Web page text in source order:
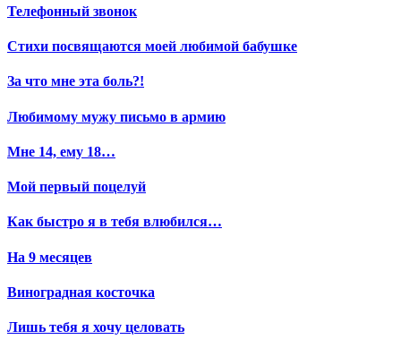
Телефонный звонок
Стихи посвящаются моей любимой бабушке
За что мне эта боль?!
Любимому мужу письмо в армию
Мне 14, ему 18…
Мой первый поцелуй
Как быстро я в тебя влюбился…
На 9 месяцев
Виноградная косточка
Лишь тебя я хочу целовать